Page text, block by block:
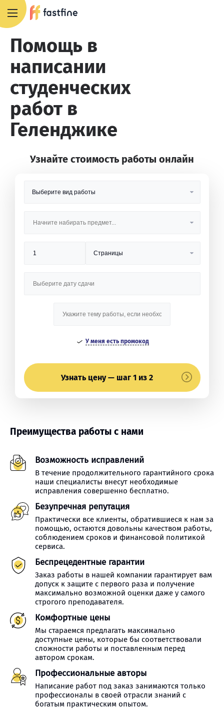
Помощь в
написании
студенческих
работ в
Геленджике
Узнайте стоимость работы онлайн
У меня есть промокод
Узнать цену — шаг 1 из 2
Преимущества работы с нами
Возможность исправлений
В течение продолжительного гарантийного срока
наши специалисты внесут необходимые
исправления совершенно бесплатно.
Безупречная репутация
Практически все клиенты, обратившиеся к нам за
помощью, остаются довольны качеством работы,
соблюдением сроков и финансовой политикой
сервиса.
Беспрецедентные гарантии
Заказ работы в нашей компании гарантирует вам
допуск к защите с первого раза и получение
максимально возможной оценки даже у самого
строгого преподавателя.
Комфортные цены
Мы стараемся предлагать максимально
доступные цены, которые бы соответствовали
сложности работы и поставленным перед
автором срокам.
Профессиональные авторы
Написание работ под заказ занимаются только
профессионалы в своей отрасли знаний с
богатым практическим опытом.